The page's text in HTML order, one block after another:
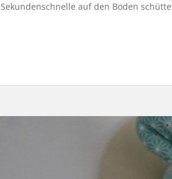
Sekundenschnelle auf den Boden